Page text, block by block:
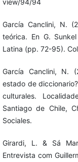
García Canclini, N.
teórica. En G.
Latina (pp. 72-95).
García Canclini, N.
estado de
culturales.
Santiago de Chile,
Sociales.
Girardi, L. & Sá
Entrevista com